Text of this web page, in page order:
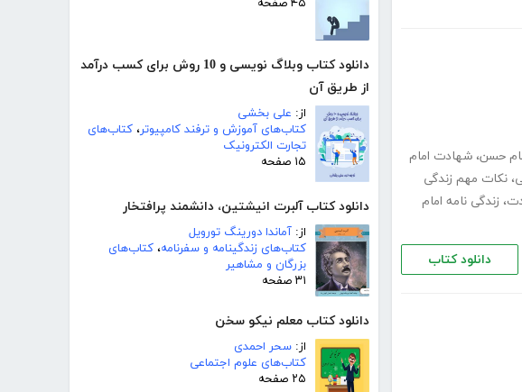
۴۵ صفحه
دانلود کتاب وبلاگ نویسی و 10 روش برای کسب درآمد
از طریق آن
از: علی بخشی
کتاب‌های آموزش و ترفند کامپیوتر، کتاب‌های
تجارت الکترونیک
۱۵ صفحه
دانلود کتاب آلبرت انیشتین، دانشمند پرافتخار
از: آماندا دورینگ تورویل
کتاب‌های زندگینامه و سفرنامه، کتاب‌های
بزرگان و مشاهیر
۳۱ صفحه
دانلود کتاب معلم نیکو سخن
از: سحر احمدی
کتاب‌های علوم اجتماعی
۲۵ صفحه
حسن، شهادت امام
، نکات مهم زندگی
، زندگی نامه امام
دانلود کتاب